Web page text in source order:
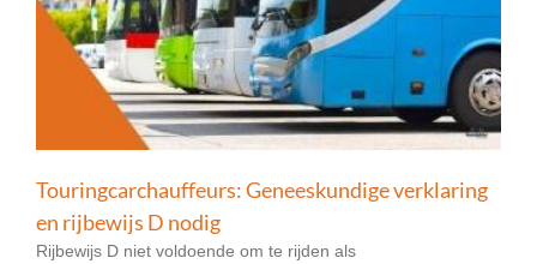
Touringcarchauffeurs: Geneeskundige verklaring
en rijbewijs D nodig
Rijbewijs D niet voldoende om te rijden als